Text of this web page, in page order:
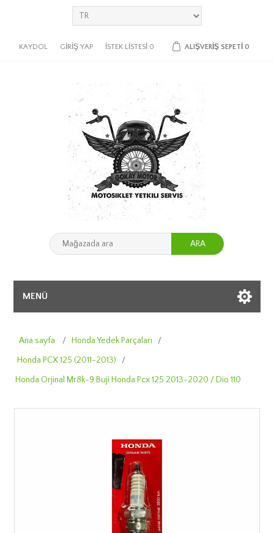
KAYDOL GIRIŞ YAP İSTEK LISTESI 0 ALIŞVERIŞ SEPETI 0
ARA
MENÜ
Ana sayfa / Honda Yedek Parçaları
/
Honda PCX 125 (2011-2013)
/
Honda Orjinal Mr8k-9 Buji Honda Pcx 125 2013-2020 / Dio 110